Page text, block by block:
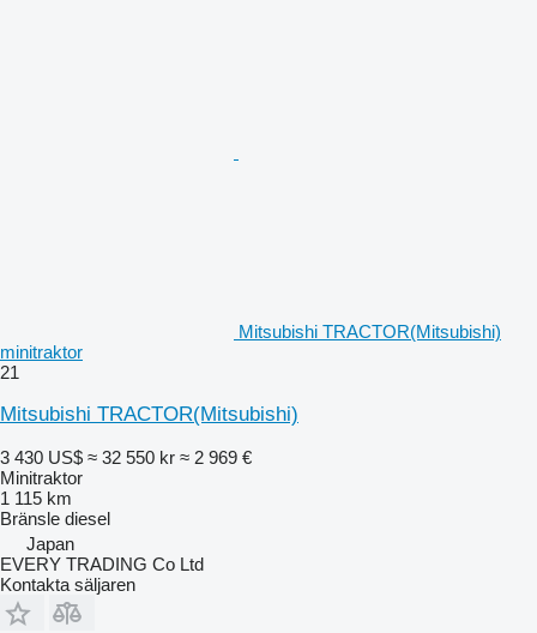
Mitsubishi TRACTOR(Mitsubishi)
minitraktor
21
Mitsubishi TRACTOR(Mitsubishi)
3 430 US$ ≈ 32 550 kr ≈ 2 969 €
Minitraktor
1 115 km
Bränsle diesel
Japan
EVERY TRADING Co Ltd
Kontakta säljaren